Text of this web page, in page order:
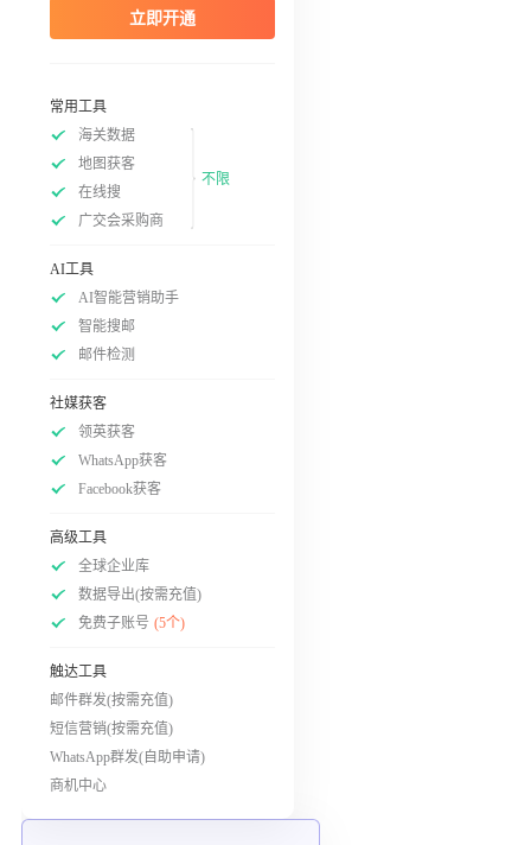
立即开通
常用工具
海关数据
地图获客
在线搜
广交会采购商
不限
AI工具
AI智能营销助手
智能搜邮
邮件检测
社媒获客
领英获客
WhatsApp获客
Facebook获客
高级工具
全球企业库
数据导出(按需充值)
免费子账号 (5个)
触达工具
邮件群发(按需充值)
短信营销(按需充值)
WhatsApp群发(自助申请)
商机中心